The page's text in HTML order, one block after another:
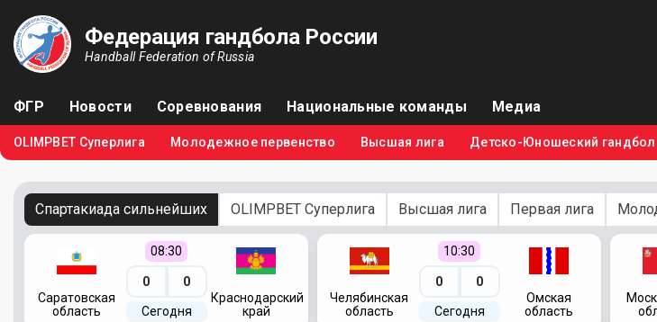
Федерация гандбола России
Handball Federation of Russia
ФГР Новости Соревнования Национальные команды Медиа
OLIMPBET Суперлига Молодежное первенство Высшая лига Детско-Юношеский гандбол
Спартакиада сильнейших OLIMPBET Суперлига Высшая лига Первая лига
Саратовская
область
08:30
0 0
Сегодня
Краснодарский
край
Челябинская
область
10:30
0 0
Сегодня
Омская
область